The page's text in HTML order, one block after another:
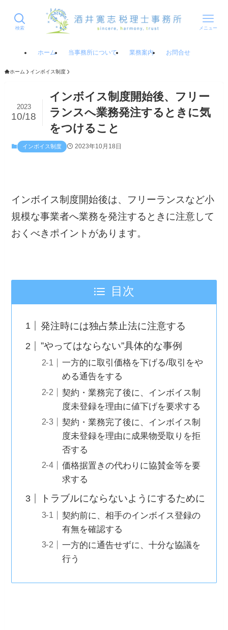
検索 メニュー
ホーム 当事務所について 業務案内 お問合せ
ホーム インボイス制度
インボイス制度開始後、フリー
ランスへ業務発注するときに気
をつけること
2023
10/18
インボイス制度 2023年10月18日
インボイス制度開始後は、フリーランスなど小
規模な事業者へ業務を発注するときに注意して
おくべきポイントがあります。
目次
発注時には独占禁止法に注意する
”やってはならない”具体的な事例
一方的に取引価格を下げる/取引をや
める通告をする
契約・業務完了後に、インボイス制
度未登録を理由に値下げを要求する
契約・業務完了後に、インボイス制
度未登録を理由に成果物受取りを拒
否する
価格据置きの代わりに協賛金等を要
求する
トラブルにならないようにするために
契約前に、相手のインボイス登録の
有無を確認する
一方的に通告せずに、十分な協議を
行う